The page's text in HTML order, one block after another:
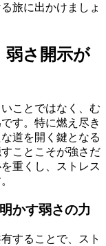
旅に出かけましょ
弱さ開示が
ことではなく、む
す。特に燃え尽き
道を開く鍵となる
ことこそが強さだ
重くし、ストレス
かす弱さの力
することで、スト